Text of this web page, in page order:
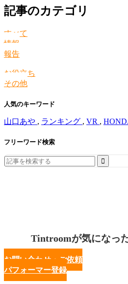
記事のカテゴリ
すべて
情報
報告
お役立ち
その他
人気のキーワード
山口あや , ランキング , VR ,
フリーワード検索
Search
for:
Tintroomが気になっ
お問い合わせ・ご依頼
パフォーマー登録